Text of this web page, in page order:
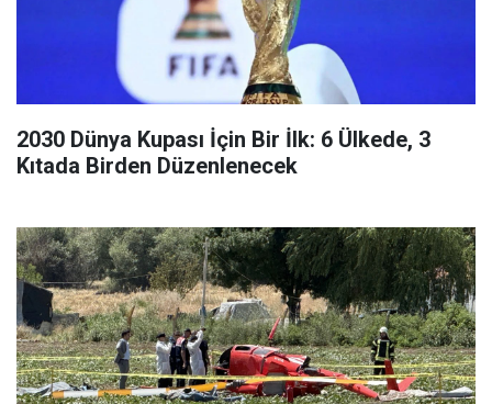
2030 Dünya Kupası İçin Bir İlk: 6 Ülkede, 3
Kıtada Birden Düzenlenecek